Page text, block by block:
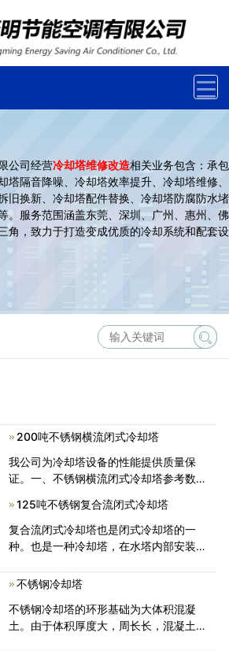
公司经营冷却塔维修改造相关业务包含：承包
塔隔音降噪、冷却塔效率提升、冷却塔维修、
旧换新、冷却塔配件替换、冷却塔防腐防水堵
。服务范围涵盖东莞、深圳、广州、惠州、佛
角，致力于打造变成优质的冷却系统和配套设
200吨不锈钢横流闭式冷却塔
我公司为冷却塔设备的性能提供质量保
证。一、不锈钢横流闭式冷却塔参考数
锈钢横流闭式冷却塔主要材料配件...
125吨不锈钢复合流闭式冷却塔
复合流闭式冷却塔也是闭式冷却塔的一
种。也是一种冷却塔，在水塔内部安装管
循环的喷射水产生热交换，从而达到冷却
不锈钢冷却塔
不锈钢冷却塔的环形基础为大体积混凝
土。由于体积厚度大，周长长，混凝土一